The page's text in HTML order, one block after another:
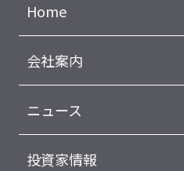
Home
会社案内
ニュース
投資家情報